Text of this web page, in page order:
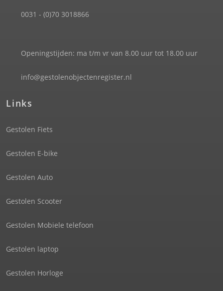
0031 - (0)70 3018866
Openingstijden: ma t/m vr van 8.00 uur tot 18.00 uur
info@gestolenobjectenregister.nl
Links
Gestolen Fiets
Gestolen E-bike
Gestolen Auto
Gestolen Scooter
Gestolen Mobiele telefoon
Gestolen laptop
Gestolen Horloge